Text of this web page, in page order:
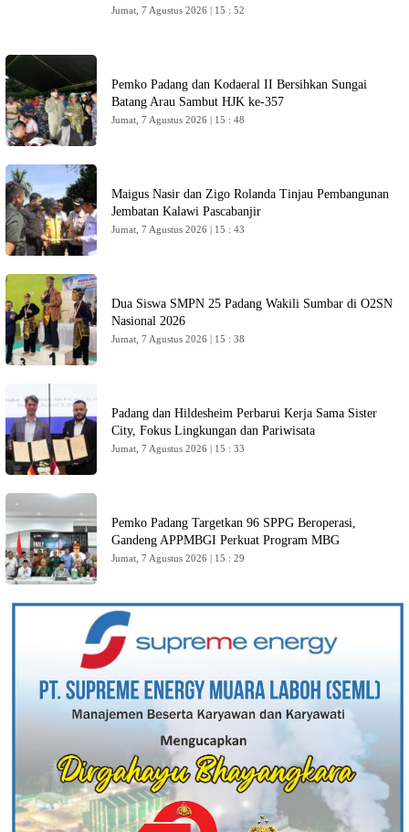
Jumat, 7 Agustus 2026 | 15 : 52
Pemko Padang dan Kodaeral II Bersihkan Sungai
Batang Arau Sambut HJK ke-357
Jumat, 7 Agustus 2026 | 15 : 48
Maigus Nasir dan Zigo Rolanda Tinjau Pembangunan
Jembatan Kalawi Pascabanjir
Jumat, 7 Agustus 2026 | 15 : 43
Dua Siswa SMPN 25 Padang Wakili Sumbar di O2SN
Nasional 2026
Jumat, 7 Agustus 2026 | 15 : 38
Padang dan Hildesheim Perbarui Kerja Sama Sister
City, Fokus Lingkungan dan Pariwisata
Jumat, 7 Agustus 2026 | 15 : 33
Pemko Padang Targetkan 96 SPPG Beroperasi,
Gandeng APPMBGI Perkuat Program MBG
Jumat, 7 Agustus 2026 | 15 : 29